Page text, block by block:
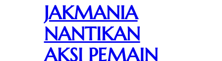
JAKMANIA
NANTIKAN
AKSI PEMAIN